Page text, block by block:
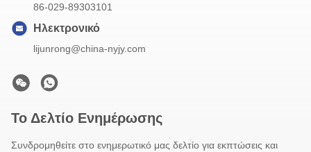
86-029-89303101
Ηλεκτρονικό
lijunrong@china-nyjy.com
Το Δελτίο Ενημέρωσης
Συνδρομηθείτε στο ενημερωτικό μας δελτίο για εκπτώσεις και